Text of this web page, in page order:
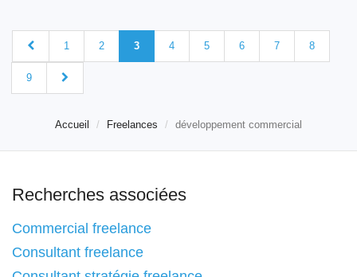
1 2 3 4 5 6 7 8
9
Accueil Freelances développement commercial
Recherches associées
Commercial freelance
Consultant freelance